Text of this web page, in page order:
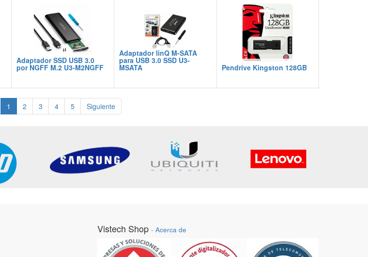
Adaptador SSD USB 3.0
por NGFF M.2 U3-M2NGFF
Adaptador linQ M-SATA
para USB 3.0 SSD U3-
MSATA Pendrive Kingston 128GB
1 2 3 4 5 Siguiente
Vistech Shop - Acerca de